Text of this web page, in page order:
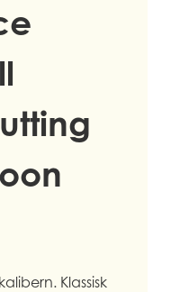
Klassisk